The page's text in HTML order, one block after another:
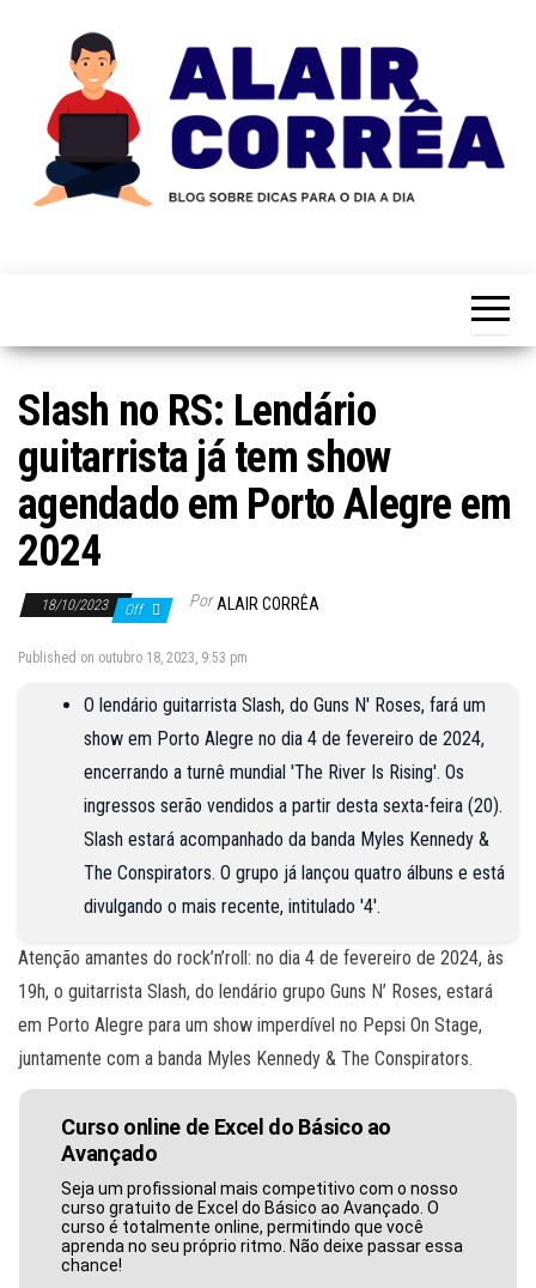
content
Corrêa
Educação e
Slash no RS: Lendário
guitarrista já tem show
agendado em Porto Alegre em
2024
18/10/2023 Off Por ALAIR CORRÊA
Published on outubro 18, 2023, 9:53 pm
O lendário guitarrista Slash, do Guns N' Roses, fará um
show em Porto Alegre no dia 4 de fevereiro de 2024,
encerrando a turnê mundial 'The River Is Rising'. Os
ingressos serão vendidos a partir desta sexta-feira (20).
Slash estará acompanhado da banda Myles Kennedy &
The Conspirators. O grupo já lançou quatro álbuns e está
divulgando o mais recente, intitulado '4'.
Atenção amantes do rock’n’roll: no dia 4 de fevereiro de 2024, às
19h, o guitarrista Slash, do lendário grupo Guns N’ Roses, estará
em Porto Alegre para um show imperdível no Pepsi On Stage,
juntamente com a banda Myles Kennedy & The Conspirators.
Curso online de Excel do Básico ao
Avançado
Seja um profissional mais competitivo com o nosso
curso gratuito de Excel do Básico ao Avançado. O
curso é totalmente online, permitindo que você
aprenda no seu próprio ritmo. Não deixe passar essa
chance!